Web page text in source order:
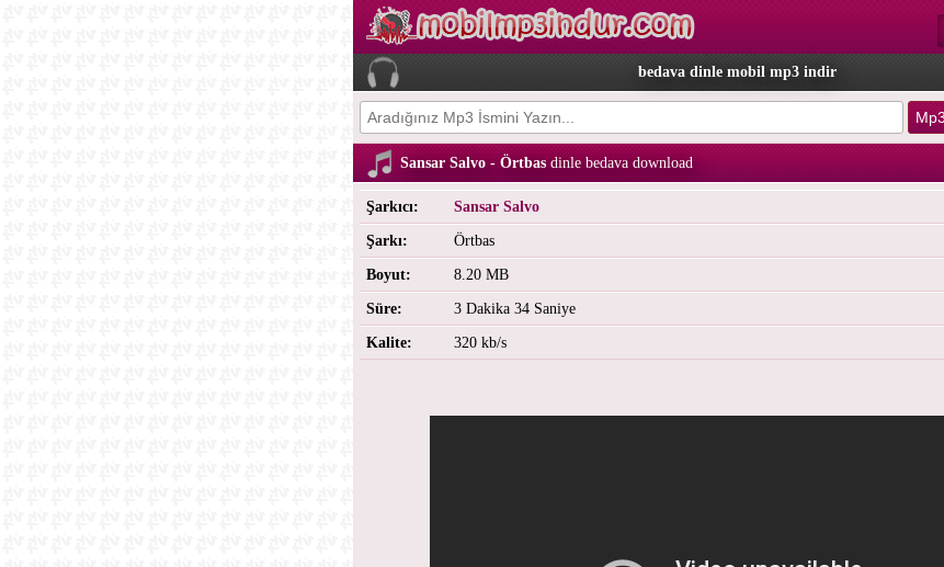
bedava dinle mobil mp3 indir
Sansar Salvo - Örtbasdinle bedava download
Şarkıcı:
Sansar Salvo
Şarkı:
Örtbas
Boyut:
8.20 MB
Süre:
3 Dakika 34 Saniye
Kalite:
320 kb/s